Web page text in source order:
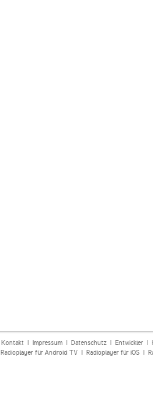
Kontakt| Impressum| Datenschutz| Entwickler|
Radioplayer für Android TV| Radioplayer für iOS|